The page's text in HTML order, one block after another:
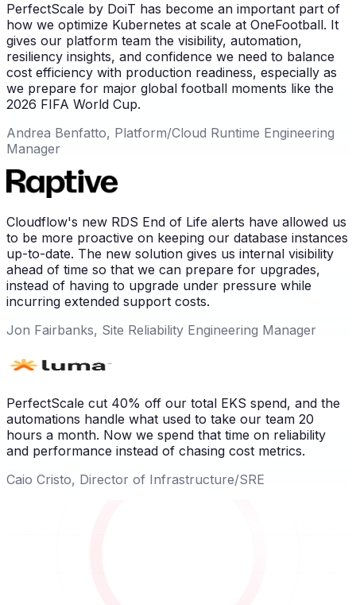
PerfectScale by DoiT has become an important part of
how we optimize Kubernetes at scale at OneFootball. It
gives our platform team the visibility, automation,
resiliency insights, and confidence we need to balance
cost efficiency with production readiness, especially as
we prepare for major global football moments like the
2026 FIFA World Cup.
Andrea Benfatto, Platform/Cloud Runtime Engineering
Manager
Cloudflow's new RDS End of Life alerts have allowed us
to be more proactive on keeping our database instances
up-to-date. The new solution gives us internal visibility
ahead of time so that we can prepare for upgrades,
instead of having to upgrade under pressure while
incurring extended support costs.
Jon Fairbanks, Site Reliability Engineering Manager
PerfectScale cut 40% off our total EKS spend, and the
automations handle what used to take our team 20
hours a month. Now we spend that time on reliability
and performance instead of chasing cost metrics.
Caio Cristo, Director of Infrastructure/SRE